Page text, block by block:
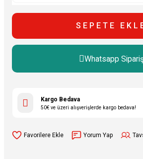
SEPETE
Whatsapp
Kargo Bedava
50€ ve üzeri alışverişlerde kargo bedava!
Yorum Yap